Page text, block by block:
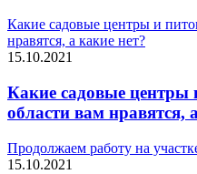
Какие садовые центры и
нравятся, а какие нет?
15.10.2021
Какие садовые
области вам нравятся,
Продолжаем работу на
15.10.2021